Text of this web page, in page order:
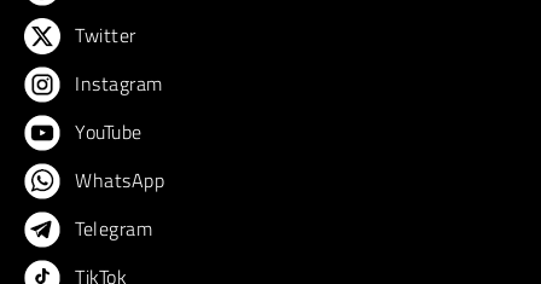
Twitter
Instagram
YouTube
WhatsApp
Telegram
TikTok